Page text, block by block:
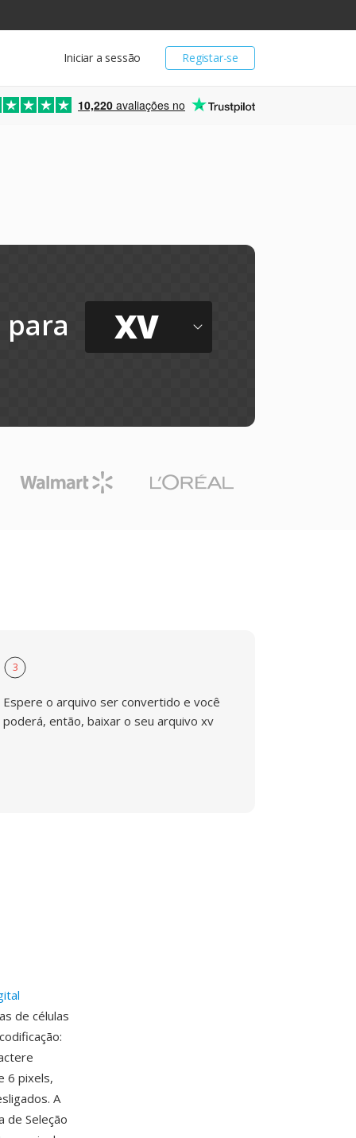
Registar-se
Iniciar a sessão
10,220 avaliações no
para XV
3
Espere o arquivo ser convertido e você
poderá, então, baixar o seu arquivo xv
de células
6 pixels,
A
de Seleção